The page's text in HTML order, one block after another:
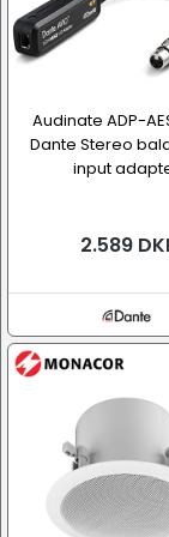
Audinate ADP-
Dante Stereo
input
2.589